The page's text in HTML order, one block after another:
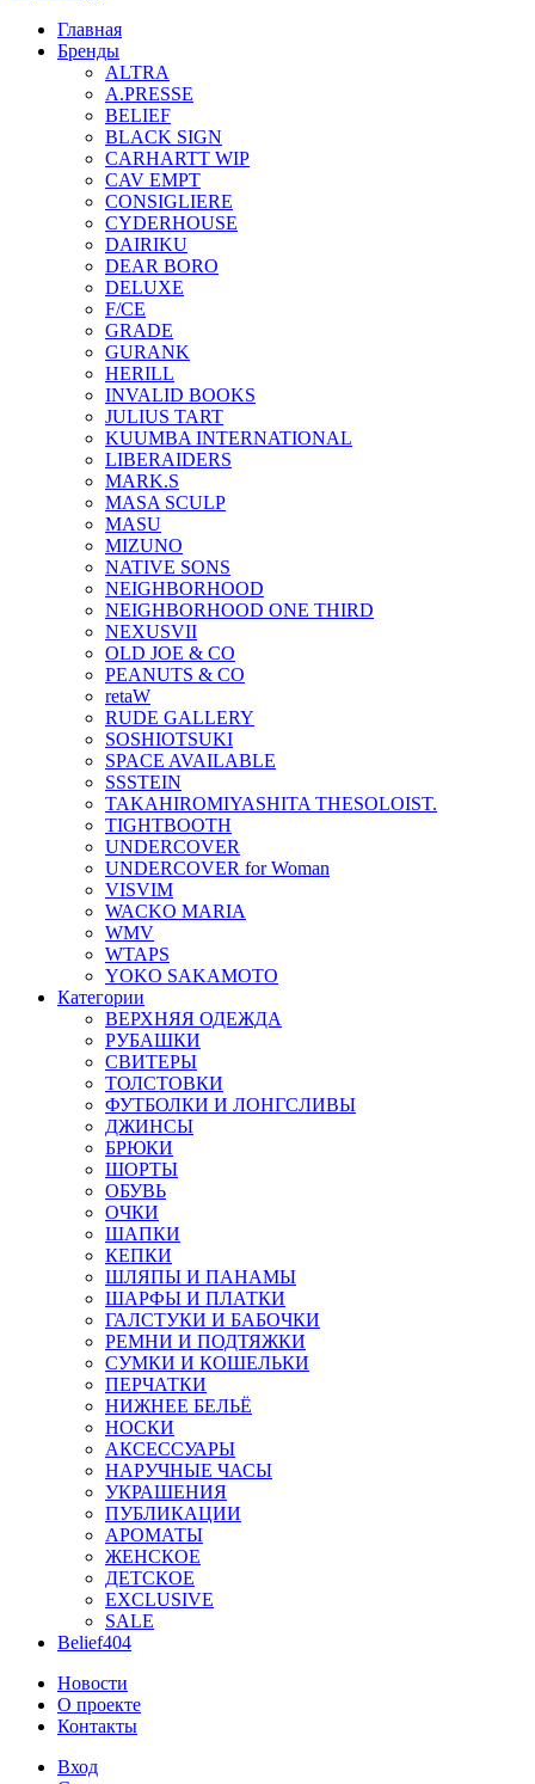
Главная
Бренды
ALTRA
A.PRESSE
BELIEF
BLACK SIGN
CARHARTT WIP
CAV EMPT
CONSIGLIERE
CYDERHOUSE
DAIRIKU
DEAR BORO
DELUXE
F/CE
GRADE
GURANK
HERILL
INVALID BOOKS
JULIUS TART
KUUMBA INTERNATIONAL
LIBERAIDERS
MARK.S
MASA SCULP
MASU
MIZUNO
NATIVE SONS
NEIGHBORHOOD
NEIGHBORHOOD ONE THIRD
NEXUSVII
OLD JOE & CO
PEANUTS & CO
retaW
RUDE GALLERY
SOSHIOTSUKI
SPACE AVAILABLE
SSSTEIN
TAKAHIROMIYASHITA THESOLOIST.
TIGHTBOOTH
UNDERCOVER
UNDERCOVER for Woman
VISVIM
WACKO MARIA
WMV
WTAPS
YOKO SAKAMOTO
Категории
ВЕРХНЯЯ ОДЕЖДА
РУБАШКИ
СВИТЕРЫ
ТОЛСТОВКИ
ФУТБОЛКИ И ЛОНГСЛИВЫ
ДЖИНСЫ
БРЮКИ
ШОРТЫ
ОБУВЬ
ОЧКИ
ШАПКИ
КЕПКИ
ШЛЯПЫ И ПАНАМЫ
ШАРФЫ И ПЛАТКИ
ГАЛСТУКИ И БАБОЧКИ
РЕМНИ И ПОДТЯЖКИ
СУМКИ И КОШЕЛЬКИ
ПЕРЧАТКИ
НИЖНЕЕ БЕЛЬЁ
НОСКИ
АКСЕССУАРЫ
НАРУЧНЫЕ ЧАСЫ
УКРАШЕНИЯ
ПУБЛИКАЦИИ
АРОМАТЫ
ЖЕНСКОЕ
ДЕТСКОЕ
EXCLUSIVE
SALE
Belief404
Новости
О проекте
Контакты
Вход